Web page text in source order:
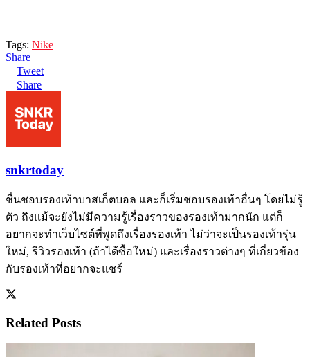
Tags: Nike
Share
Tweet
Share
snkrtoday
ชื่นชอบรองเท้าบาสเก็ตบอล และก็เริ่มชอบรองเท้าอื่นๆ โดยไม่รู้
ตัว ถึงแม้จะยังไม่มีความรู้เรื่องราวของรองเท้ามากนัก แต่ก็
อยากจะทำเว็บไซต์ที่พูดถึงเรื่องรองเท้า ไม่ว่าจะเป็นรองเท้ารุ่น
ใหม่, รีวิวรองเท้า (ถ้าได้ซื้อใหม่) และเรื่องราวต่างๆ ที่เกี่ยวข้อง
กับรองเท้าที่อยากจะแชร์
Related Posts